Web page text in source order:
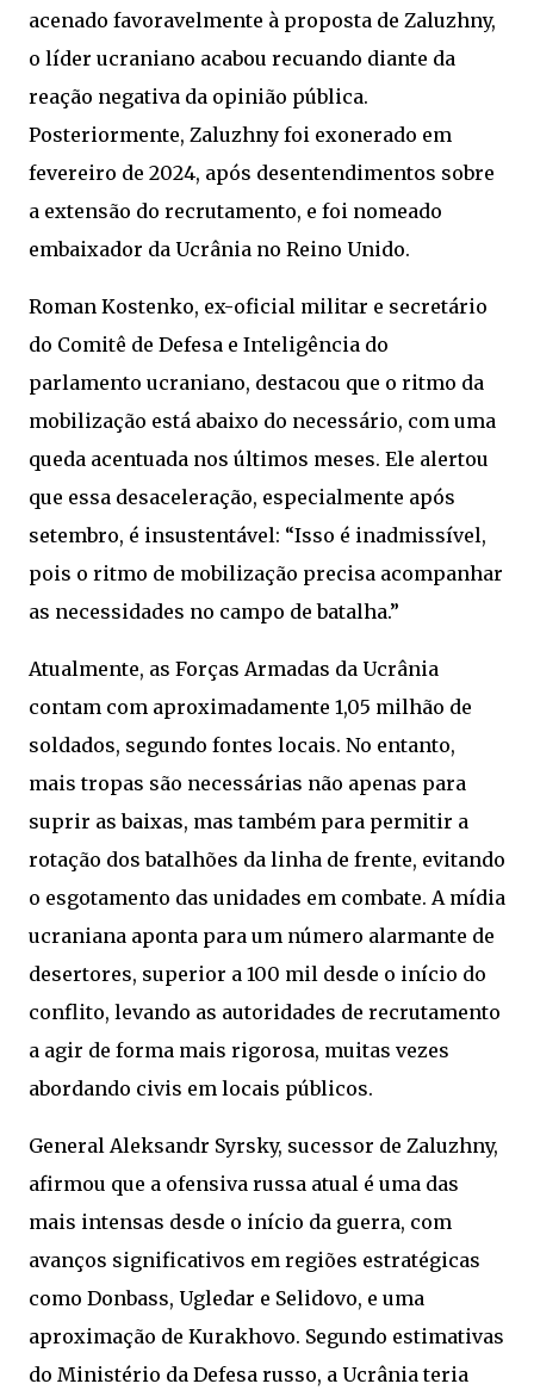
acenado favoravelmente à proposta de Zaluzhny,
o líder ucraniano acabou recuando diante da
reação negativa da opinião pública.
Posteriormente, Zaluzhny foi exonerado em
fevereiro de 2024, após desentendimentos sobre
a extensão do recrutamento, e foi nomeado
embaixador da Ucrânia no Reino Unido.
Roman Kostenko, ex-oficial militar e secretário
do Comitê de Defesa e Inteligência do
parlamento ucraniano, destacou que o ritmo da
mobilização está abaixo do necessário, com uma
queda acentuada nos últimos meses. Ele alertou
que essa desaceleração, especialmente após
setembro, é insustentável: “Isso é inadmissível,
pois o ritmo de mobilização precisa acompanhar
as necessidades no campo de batalha.”
Atualmente, as Forças Armadas da Ucrânia
contam com aproximadamente 1,05 milhão de
soldados, segundo fontes locais. No entanto,
mais tropas são necessárias não apenas para
suprir as baixas, mas também para permitir a
rotação dos batalhões da linha de frente, evitando
o esgotamento das unidades em combate. A mídia
ucraniana aponta para um número alarmante de
desertores, superior a 100 mil desde o início do
conflito, levando as autoridades de recrutamento
a agir de forma mais rigorosa, muitas vezes
abordando civis em locais públicos.
General Aleksandr Syrsky, sucessor de Zaluzhny,
afirmou que a ofensiva russa atual é uma das
mais intensas desde o início da guerra, com
avanços significativos em regiões estratégicas
como Donbass, Ugledar e Selidovo, e uma
aproximação de Kurakhovo. Segundo estimativas
do Ministério da Defesa russo, a Ucrânia teria